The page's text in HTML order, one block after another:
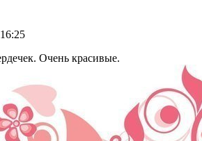
Очень красивые.